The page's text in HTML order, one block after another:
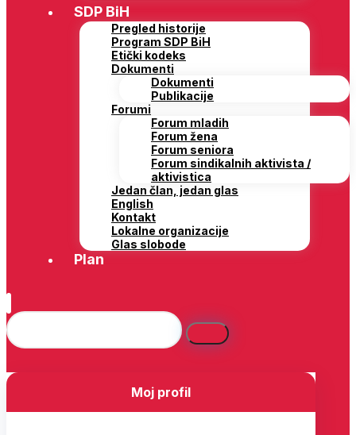
SDP BiH
Pregled historije
Program SDP BiH
Etički kodeks
Dokumenti
Dokumenti
Publikacije
Forumi
Forum mladih
Forum žena
Forum seniora
Forum sindikalnih aktivista /
aktivistica
Jedan član, jedan glas
English
Kontakt
Lokalne organizacije
Glas slobode
Plan
Moj profil